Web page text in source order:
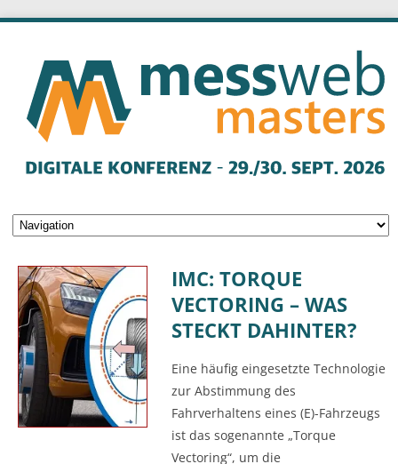
IMC: TORQUE
VECTORING – WAS
STECKT DAHINTER?
Eine häufig eingesetzte Technologie
zur Abstimmung des
Fahrverhaltens eines (E)-Fahrzeugs
ist das sogenannte „Torque
Vectoring“, um die